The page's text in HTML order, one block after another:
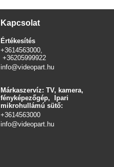
Kapcsolat
Értékesítés
+3614563000,
+36205999922
info@videopart.hu
Márkaszervíz: TV, kamera,
fényképezőgép, Ipari
mikrohullámú sütő:
+3614563000
info@videopart.hu